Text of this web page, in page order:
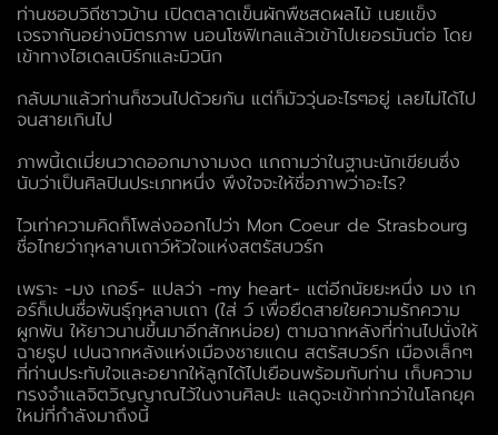
ท่านชอบวิถีชาวบ้าน เปิดตลาดเข็นผักพืชสดผลไม้ เนยแข็ง
เจรจากันอย่างมิตรภาพ นอนโซฟิเทลแล้วเข้าไปเยอรมันต่อ โดย
เข้าทางไฮเดลเบิร์กและมิวนิก
กลับมาแล้วท่านก็ชวนไปด้วยกัน แต่ก็มัววุ่นอะไรๆอยู่ เลยไม่ได้ไป
จนสายเกินไป
ภาพนี้เดเมี่ยนวาดออกมางามงด แกถามว่าในฐานะนักเขียนซึ่ง
นับว่าเป็นศิลปินประเภทหนึ่ง พึงใจจะให้ชื่อภาพว่าอะไร?
ไวเท่าความคิดก็โพล่งออกไปว่า Mon Coeur de Strasbourg
ชื่อไทยว่ากุหลาบเถาว์หัวใจแห่งสตรัสบวร์ก
เพราะ -มง เกอร์- แปลว่า -my heart- แต่อีกนัยยะหนึ่ง มง เก
อร์ก็เปนชื่อพันธุ์กุหลาบเถา (ใส่ ว์ เพื่อยืดสายใยความรักความ
ผูกพัน ให้ยาวนานขึ้นมาอีกสักหน่อย) ตามฉากหลังที่ท่านไปนั่งให้
ฉายรูป เปนฉากหลังแห่งเมืองชายแดน สตรัสบวร์ก เมืองเล็กๆ
ที่ท่านประทับใจและอยากให้ลูกได้ไปเยือนพร้อมกับท่าน เก็บความ
ทรงจำแลจิตวิญญาณไว้ในงานศิลปะ แลดูจะเข้าท่ากว่าในโลกยุค
ใหม่ที่กำลังมาถึงนี้